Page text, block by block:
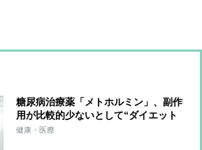
糖尿病治療薬「メトホルミン」、副作
用が比較的少ないとして“ダイエット
目的”での使用が話題 健康被害拡大
健康・医療